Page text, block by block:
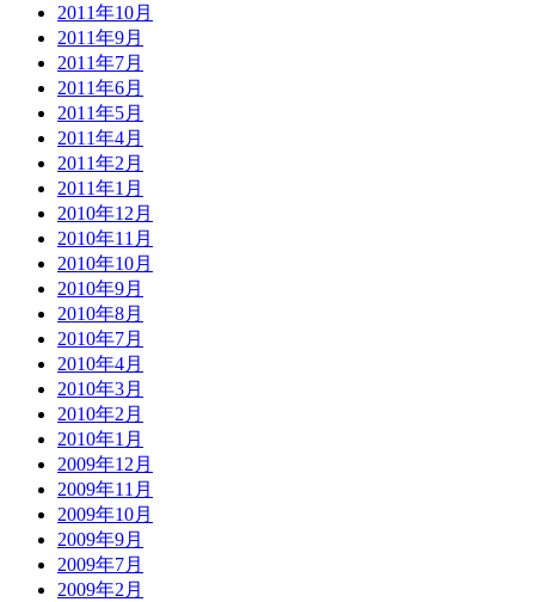
2011年10月
2011年9月
2011年7月
2011年6月
2011年5月
2011年4月
2011年2月
2011年1月
2010年12月
2010年11月
2010年10月
2010年9月
2010年8月
2010年7月
2010年4月
2010年3月
2010年2月
2010年1月
2009年12月
2009年11月
2009年10月
2009年9月
2009年7月
2009年2月